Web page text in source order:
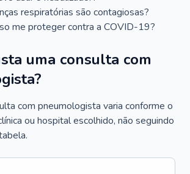
respiratórias são contagiosas?
me proteger contra a COVID-19?
uma consulta com
com pneumologista varia conforme o
ou hospital escolhido, não seguindo